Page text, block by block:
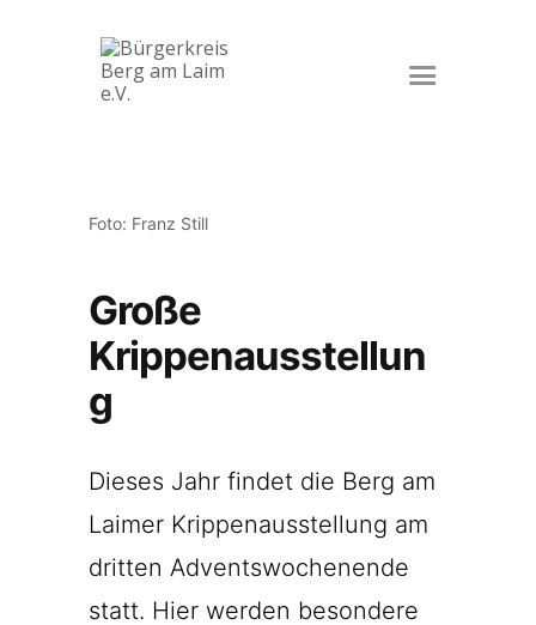
Der Verein
Impressum
Datenschutz
Foto: Franz Still
Große
Krippenausstellun
g
Dieses Jahr findet die Berg am
Laimer Krippenausstellung am
dritten Adventswochenende
statt. Hier werden besondere